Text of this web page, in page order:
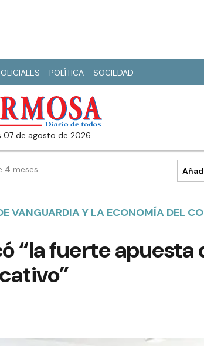
POLÍTICA SOCIEDAD
07 de agosto de 2026
4 meses
VANGUARDIA Y LA ECONOMÍA DEL
“la fuerte apuesta